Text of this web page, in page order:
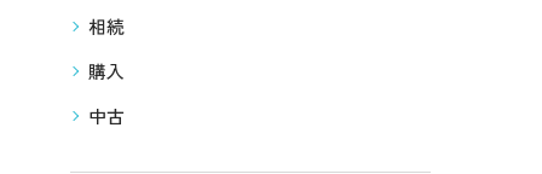
相続
購入
中古